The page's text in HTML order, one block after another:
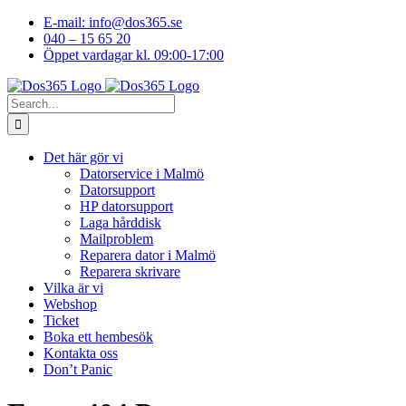
Skip
content
E-mail: info@dos365.se
040 – 15 65 20
Öppet vardagar kl. 09:00-17:00
Facebook
YouTube
LinkedIn
Instagram
Search
for:
Det här gör vi
Datorservice i Malmö
Datorsupport
HP datorsupport
Laga hårddisk
Mailproblem
Reparera dator i Malmö
Reparera skrivare
Vilka är vi
Webshop
Ticket
Boka ett hembesök
Kontakta oss
Don’t Panic